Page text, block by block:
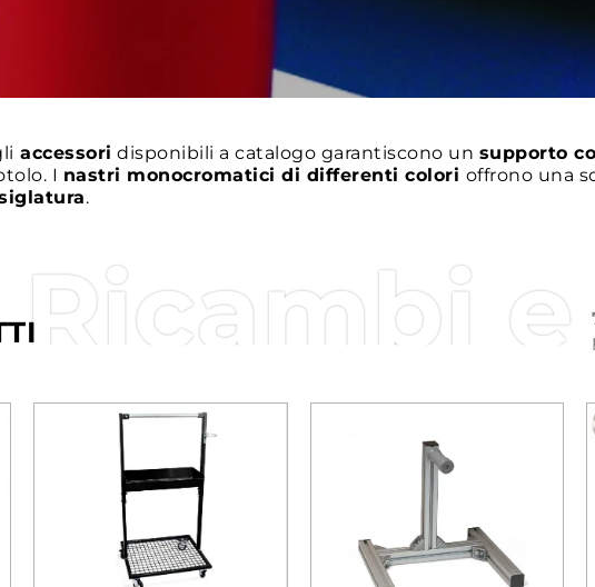
accessori disponibili a catalogo garantiscono un supporto
I nastri monocromatici di differenti colori offrono una
.
Ricambi